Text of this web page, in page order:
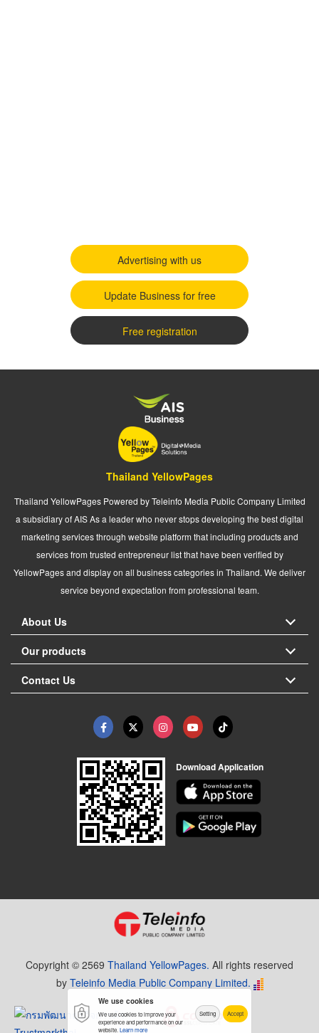
Advertising with us
Update Business for free
Free registration
Thailand YellowPages
Thailand YellowPages Powered by Teleinfo Media Public Company Limited
a subsidiary of AIS As a leader who never stops developing the best digital
marketing services through website platform that including products and
services from trusted entrepreneur list that have been verified by
YellowPages and display on all business categories in Thailand. We deliver
service beyond expectation from professional team.
About Us
Our products
Contact Us
Download Application
Copyright © 2569 Thailand YellowPages. All rights reserved
by Teleinfo Media Public Company Limited.
We use cookies
We use cookies to improve your
experience and performance on our
website. Learn more
Setting Accept